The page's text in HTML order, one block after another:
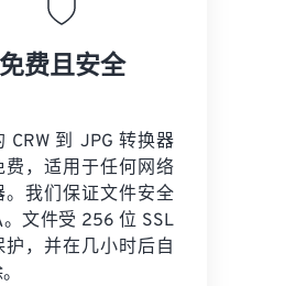
免费且安全
CRW 到 JPG 转换器
费，适用于任何网络
。我们保证文件安全
文件受 256 位 SSL
护，并在几小时后自